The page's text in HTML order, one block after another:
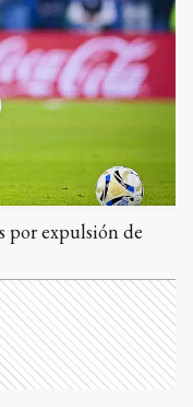
por expulsión de